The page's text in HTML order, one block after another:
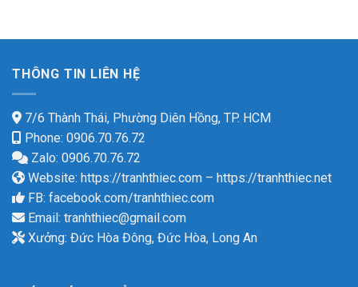
THÔNG TIN LIÊN HỆ
7/6 Thành Thái, Phường Diên Hồng, TP. HCM
Phone: 0906.70.76.72
Zalo: 0906.70.76.72
Website: https://tranhthiec.com – https://tranhthiec.net
FB: facebook.com/tranhthiec.com
Email: tranhthiec@gmail.com
Xưởng: Đức Hòa Đông, Đức Hòa, Long An